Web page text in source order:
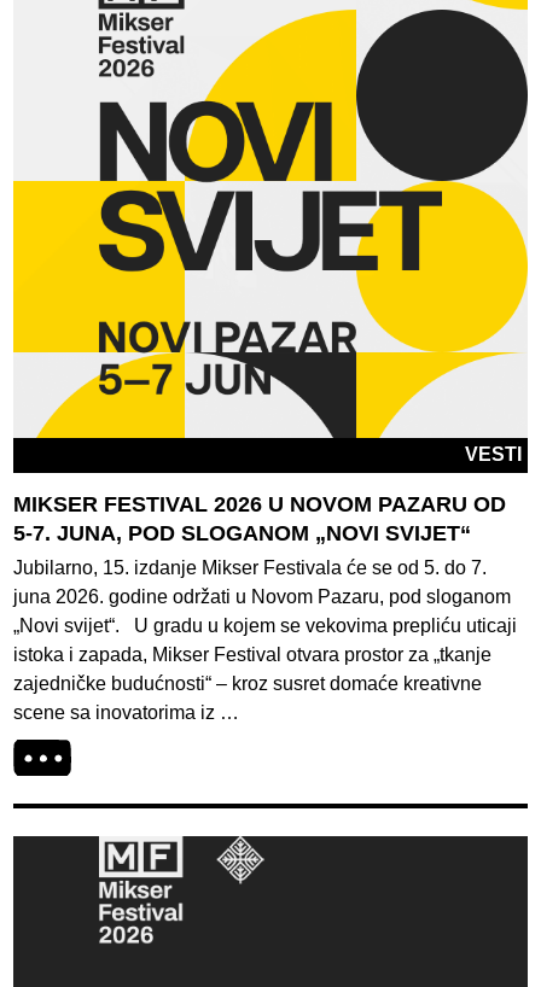
VESTI
MIKSER FESTIVAL 2026 U NOVOM PAZARU OD
5-7. JUNA, POD SLOGANOM „NOVI SVIJET“
Jubilarno, 15. izdanje Mikser Festivala će se od 5. do 7.
juna 2026. godine održati u Novom Pazaru, pod sloganom
„Novi svijet“. U gradu u kojem se vekovima prepliću uticaji
istoka i zapada, Mikser Festival otvara prostor za „tkanje
zajedničke budućnosti“ – kroz susret domaće kreativne
scene sa inovatorima iz …